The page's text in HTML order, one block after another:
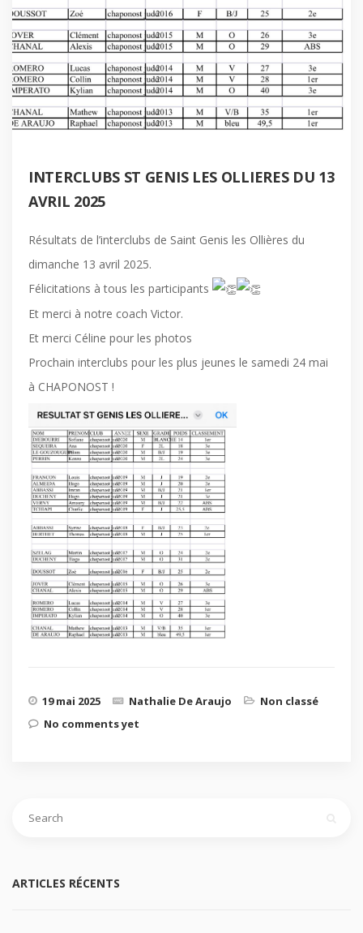
INTERCLUBS ST GENIS LES OLLIERES DU 13
AVRIL 2025
Résultats de l’interclubs de Saint Genis les Ollières du
dimanche 13 avril 2025.
Félicitations à tous les participants
Et merci à notre coach Victor.
Et merci Céline pour les photos
Prochain interclubs pour les plus jeunes le samedi 24 mai
à CHAPONOST !
19 mai 2025 Nathalie De Araujo
Non classé
No comments yet
ARTICLES RÉCENTS